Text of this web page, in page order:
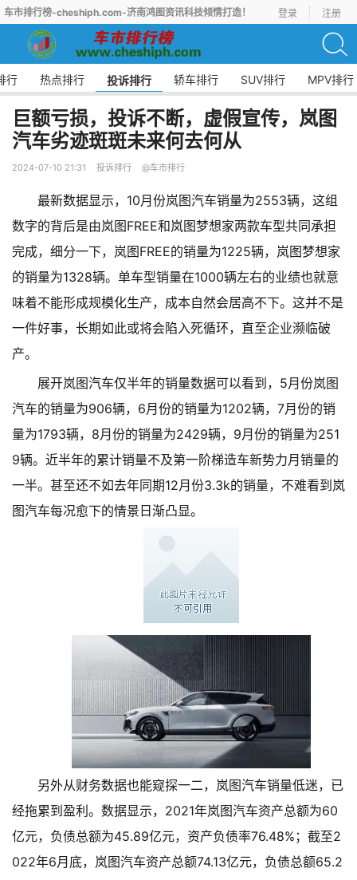
车市排行榜-cheshiph.com-济南鸿图资讯科技倾情打造！ 登录 注册
行 热点排行 投诉排行 轿车排行 SUV排行 MPV排行
巨额亏损，投诉不断，虚假宣传，岚图
汽车劣迹斑斑未来何去何从
2024-07-10 21:31 投诉排行 @车市排行
最新数据显示，10月份岚图汽车销量为2553辆，这组
数字的背后是由岚图FREE和岚图梦想家两款车型共同承担
完成，细分一下，岚图FREE的销量为1225辆，岚图梦想家
的销量为1328辆。单车型销量在1000辆左右的业绩也就意
味着不能形成规模化生产，成本自然会居高不下。这并不是
一件好事，长期如此或将会陷入死循环，直至企业濒临破
产。
展开岚图汽车仅半年的销量数据可以看到，5月份岚图
汽车的销量为906辆，6月份的销量为1202辆，7月份的销
量为1793辆，8月份的销量为2429辆，9月份的销量为251
9辆。近半年的累计销量不及第一阶梯造车新势力月销量的
一半。甚至还不如去年同期12月份3.3k的销量，不难看到岚
图汽车每况愈下的情景日渐凸显。
另外从财务数据也能窥探一二，岚图汽车销量低迷，已
经拖累到盈利。数据显示，2021年岚图汽车资产总额为60
亿元，负债总额为45.89亿元，资产负债率76.48%；截至2
022年6月底，岚图汽车资产总额74.13亿元，负债总额65.2